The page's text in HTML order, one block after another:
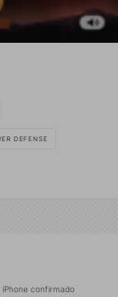
DEFENSE
iPhone confirmado